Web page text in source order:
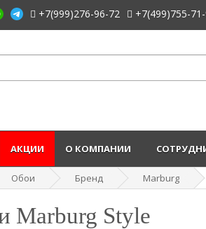
+7(999)276-96-72 +7(499)755-
О КОМПАНИИ
АКЦИИ
Обои Бренд Marburg
Marburg Style